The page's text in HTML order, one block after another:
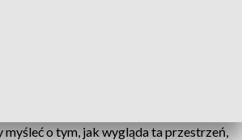
o tym, jak wygląda ta przestrzeń,